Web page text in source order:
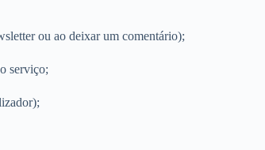
ou ao deixar um comentário);
serviço;